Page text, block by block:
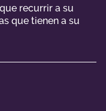
recurrir a su
que tienen a su